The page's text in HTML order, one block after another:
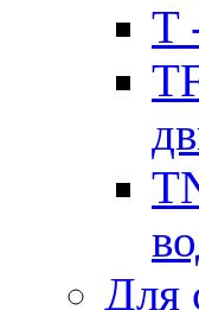
T
Для